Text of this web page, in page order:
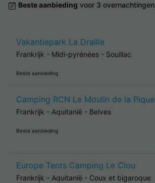
Beste aanbieding voor 3 overnachtingen
Vakantiepark La Draille
Frankrijk - Midi-pyrénées - Souillac
Beste aanbieding
Camping RCN Le Moulin de la Pique
Frankrijk - Aquitanië - Belves
Beste aanbieding
Europe Tents Camping Le Clou
Frankrijk - Aquitanië - Coux et bigaroque